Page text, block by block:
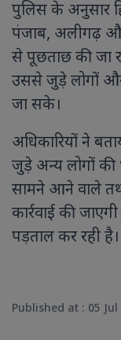
पुलिस के अनुसार
पंजाब, अलीगढ़ और
से पूछताछ की जा
उससे जुड़े लोगों
जा सके।
अधिकारियों ने
जुड़े अन्य लोगों की
सामने आने वाले
कार्रवाई की
पड़ताल कर रही है।
Published at : 05